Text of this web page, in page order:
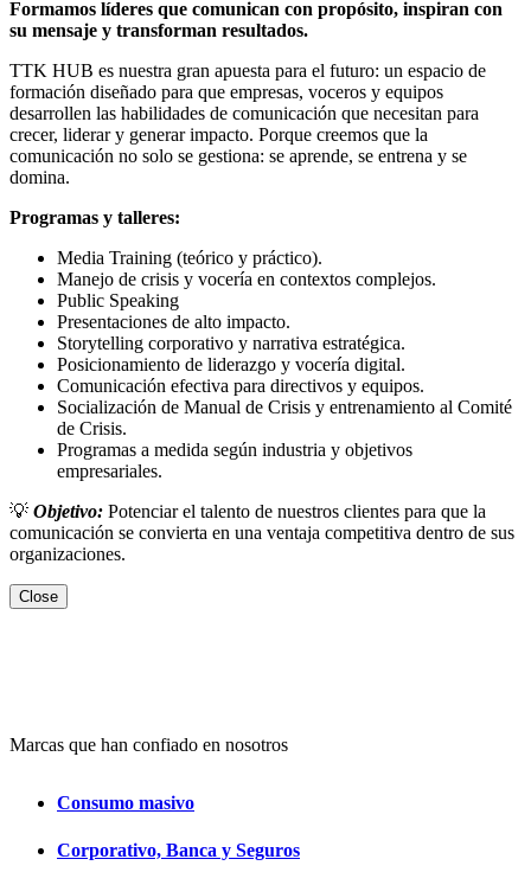
Formamos líderes que comunican con propósito, inspiran con
su mensaje y transforman resultados.
TTK HUB es nuestra gran apuesta para el futuro: un espacio de
formación diseñado para que empresas, voceros y equipos
desarrollen las habilidades de comunicación que necesitan para
crecer, liderar y generar impacto. Porque creemos que la
comunicación no solo se gestiona: se aprende, se entrena y se
domina.
Programas y talleres:
Media Training (teórico y práctico).
Manejo de crisis y vocería en contextos complejos.
Public Speaking
Presentaciones de alto impacto.
Storytelling corporativo y narrativa estratégica.
Posicionamiento de liderazgo y vocería digital.
Comunicación efectiva para directivos y equipos.
Socialización de Manual de Crisis y entrenamiento al Comité
de Crisis.
Programas a medida según industria y objetivos
empresariales.
💡 Objetivo: Potenciar el talento de nuestros clientes para que la
comunicación se convierta en una ventaja competitiva dentro de sus
organizaciones.
Close
Marcas que han confiado en nosotros
Consumo masivo
Corporativo, Banca y Seguros